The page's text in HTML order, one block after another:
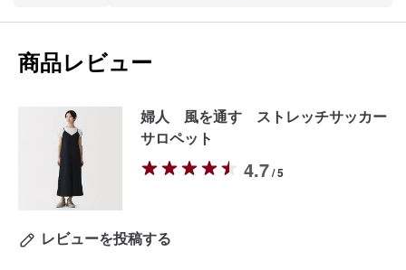
商品レビュー
婦人 風を通す ストレッチサッカー
サロペット
4.7/ 5
レビューを投稿する